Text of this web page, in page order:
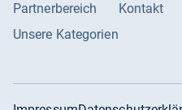
Partnerbereich
Unsere Kategorien
Kontakt